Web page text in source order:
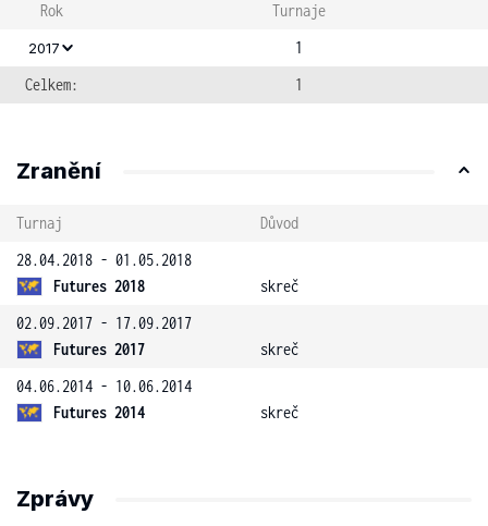
Rok Turnaje
2017
1
Celkem:
1
Zranění
Turnaj
Důvod
28.04.2018 - 01.05.2018
Futures 2018
skreč
02.09.2017 - 17.09.2017
Futures 2017
skreč
04.06.2014 - 10.06.2014
Futures 2014
skreč
Zprávy